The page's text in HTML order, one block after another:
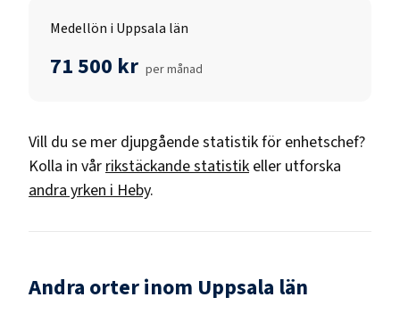
Medellön i Uppsala län
71 500 kr per månad
Vill du se mer djupgående statistik för enhetschef?
Kolla in vår rikstäckande statistik eller utforska
andra yrken i Heby.
Andra orter inom Uppsala län